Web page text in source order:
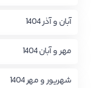
آبان و آذر 1404
مهر و آبان 1404
شهریور و مهر 1404